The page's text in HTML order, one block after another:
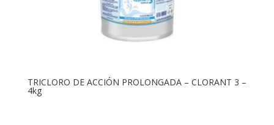
TRICLORO DE ACCIÓN PROLONGADA – CLORANT 3 –
4kg